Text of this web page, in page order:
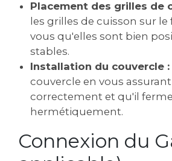
Placement des grilles de
les grilles de cuisson sur le
vous qu'elles sont bien
stables.
Installation du couvercle :
couvercle en vous
correctement et qu'il ferme
hermétiquement.
Connexion du